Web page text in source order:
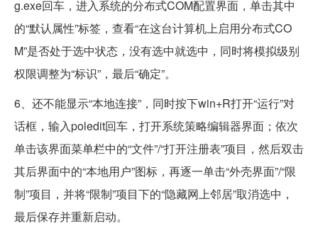
g.exe回车，进入系统的分布式COM配置界面，单击其中
的“默认属性”标签，查看“在这台计算机上启用分布式CO
M”是否处于选中状态，没有选中就选中，同时将模拟级别
权限调整为“标识”，最后“确定”。
6、还不能显示“本地连接”，同时按下win+R打开“运行”对
话框，输入poledit回车，打开系统策略编辑器界面；依次
单击该界面菜单栏中的“文件”/“打开注册表”项目，然后双击
其后界面中的“本地用户”图标，再逐一单击“外壳界面”/“限
制”项目，并将“限制”项目下的“隐藏网上邻居”取消选中，
最后保存并重新启动。